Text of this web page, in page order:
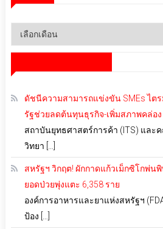
คลัง
ดัชนีความสามารถแข่งขัน SMEs ไต
รัฐช่วยลดต้นทุนธุรกิจ-เพิ่มสภาพคล่อง
สถาบันยุทธศาสตร์การค้า (ITS) และ
วิทยา […]
สหรัฐฯ วิกฤต! ผักกาดแก้วเม็กซิโกพ่น
ยอดป่วยพุ่งแตะ 6,358 ราย
องค์การอาหารและยาแห่งสหรัฐฯ
ป้อง […]